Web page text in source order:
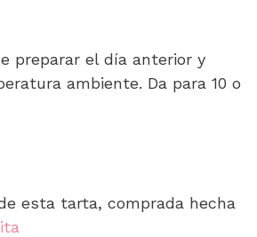
preparar el día anterior y
ambiente. Da para 10 o
esta tarta, comprada hecha